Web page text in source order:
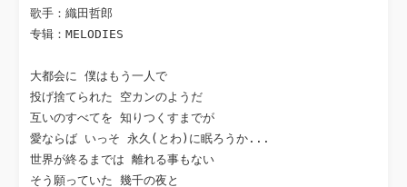
歌手：織田哲郎
专辑：MELODIES
大都会に 僕はもう一人で
投げ捨てられた 空カンのようだ
互いのすべてを 知りつくすまでが
愛ならば いっそ 永久(とわ)に眠ろうか...
世界が終るまでは 離れる事もない
そう願っていた 幾千の夜と